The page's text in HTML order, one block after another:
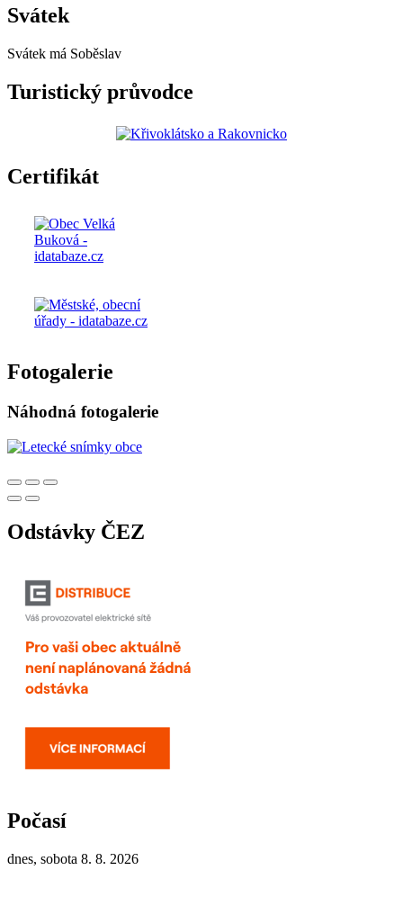
Svátek
Svátek má Soběslav
Turistický průvodce
Certifikát
Fotogalerie
Náhodná fotogalerie
Odstávky ČEZ
Počasí
dnes, sobota 8. 8. 2026